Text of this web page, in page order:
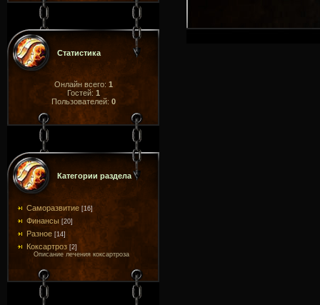
Статистика
Онлайн всего: 1
Гостей: 1
Пользователей: 0
Категории раздела
Саморазвитие [16]
Финансы [20]
Разное [14]
Коксартроз [2]
Описание лечения коксартроза